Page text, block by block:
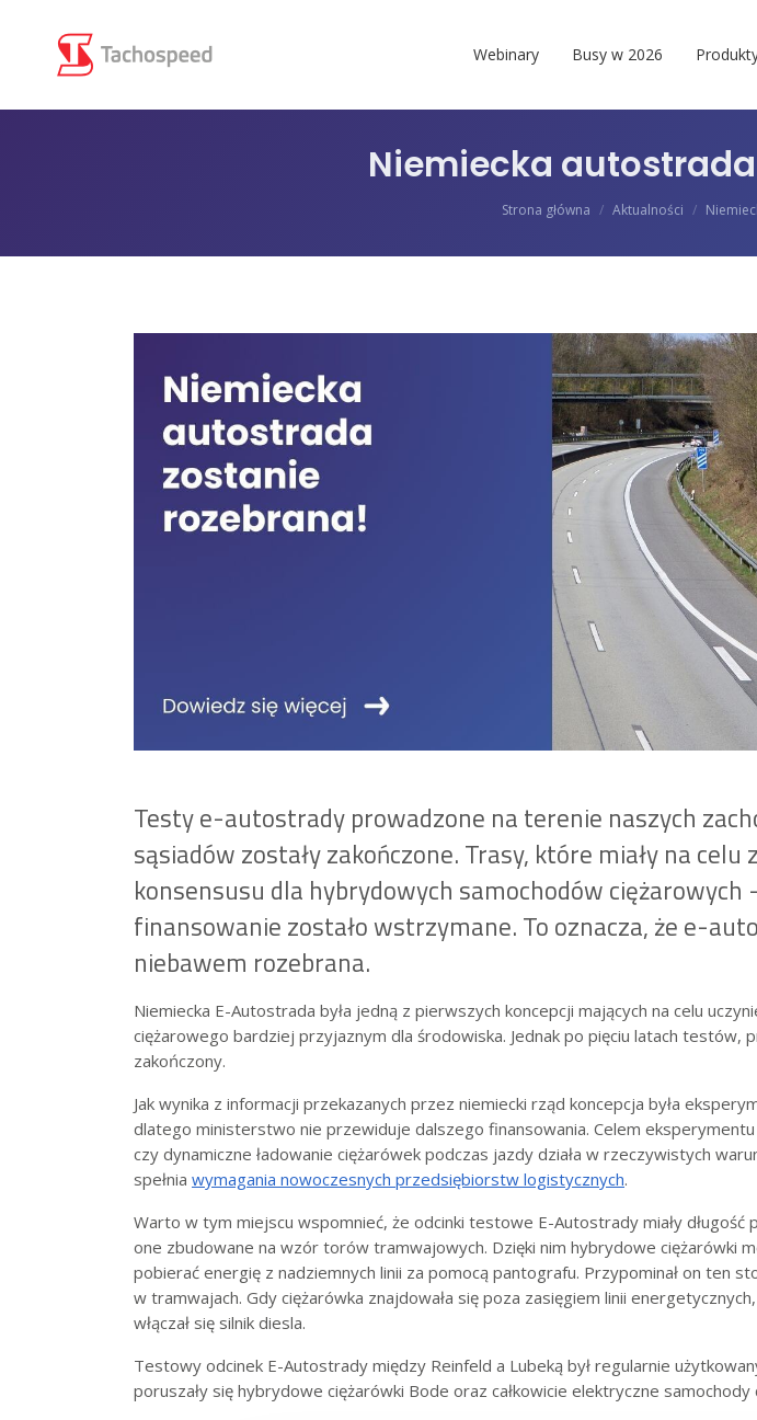
Webinary Busy w 2026
Niemiecka
Jesteś tutaj:
Strona główna Aktualności
Testy e-autostrady prowadzone na terenie naszych
sąsiadów zostały zakończone. Trasy, które miały na celu
konsensusu dla hybrydowych samochodów ciężarowych
finansowanie zostało wstrzymane. To oznacza, że e-
niebawem rozebrana.
Niemiecka E-Autostrada była jedną z pierwszych koncepcji mających na celu
ciężarowego bardziej przyjaznym dla środowiska. Jednak po pięciu latach testów,
zakończony.
Jak wynika z informacji przekazanych przez niemiecki rząd koncepcja była
dlatego ministerstwo nie przewiduje dalszego finansowania. Celem
czy dynamiczne ładowanie ciężarówek podczas jazdy działa w rzeczywistych
spełnia wymagania nowoczesnych przedsiębiorstw logistycznych.
Warto w tym miejscu wspomnieć, że odcinki testowe E-Autostrady miały długość
one zbudowane na wzór torów tramwajowych. Dzięki nim hybrydowe ciężarówki
pobierać energię z nadziemnych linii za pomocą pantografu. Przypominał on ten
w tramwajach. Gdy ciężarówka znajdowała się poza zasięgiem linii
włączał się silnik diesla.
Testowy odcinek E-Autostrady między Reinfeld a Lubeką był regularnie
poruszały się hybrydowe ciężarówki Bode oraz całkowicie elektryczne samochody